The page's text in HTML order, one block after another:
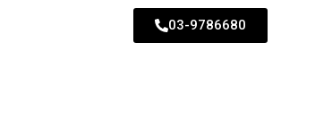
03-9786680